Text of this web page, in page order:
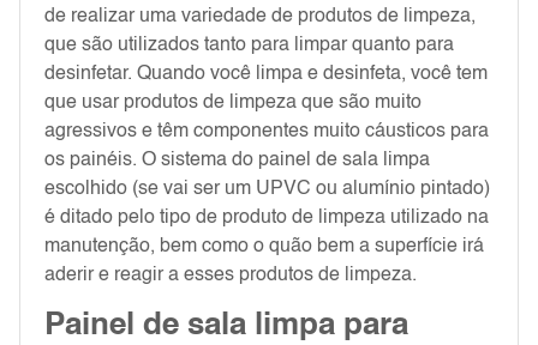
de realizar uma variedade de produtos de limpeza,
que são utilizados tanto para limpar quanto para
desinfetar. Quando você limpa e desinfeta, você tem
que usar produtos de limpeza que são muito
agressivos e têm componentes muito cáusticos para
os painéis. O sistema do painel de sala limpa
escolhido (se vai ser um UPVC ou alumínio pintado)
é ditado pelo tipo de produto de limpeza utilizado na
manutenção, bem como o quão bem a superfície irá
aderir e reagir a esses produtos de limpeza.
Painel de sala limpa para